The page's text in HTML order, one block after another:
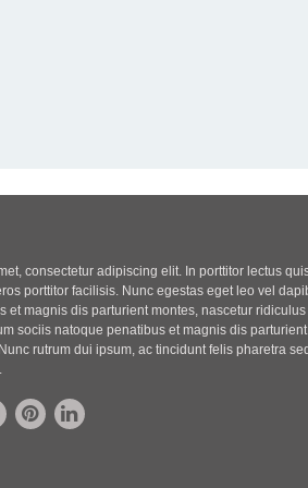
consectetur adipiscing elit. In porttitor lectus
porttitor facilisis. Nunc egestas eget leo vel
et magnis dis parturient montes, nascetur ridiculus
sociis natoque penatibus et magnis dis
rutrum dui ipsum, ac tincidunt felis pharetra